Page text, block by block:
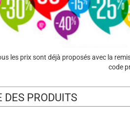
les prix sont déjà proposés avec la
code
DES PRODUITS